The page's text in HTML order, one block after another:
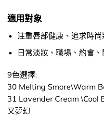
適用對象
注重唇部健康、追求時
日常淡妝、職場、約會
9色選擇:
30 Melting Smore\Warm
31 Lavender Cream \Cool
又夢幻